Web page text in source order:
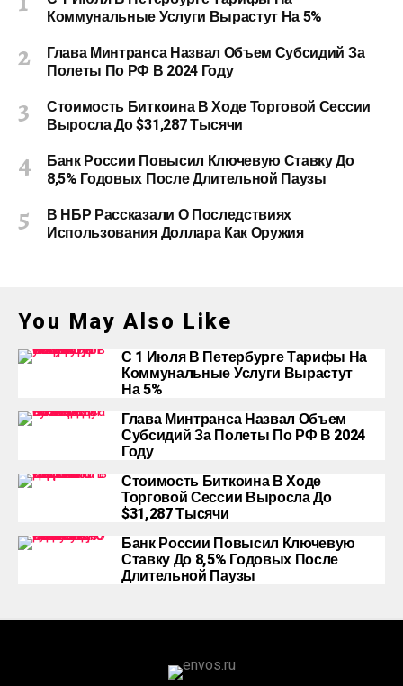
Коммунальные Услуги Вырастут На 5%
Глава Минтранса Назвал Объем Субсидий За
Полеты По РФ В 2024 Году
Стоимость Биткоина В Ходе Торговой Сессии
Выросла До $31,287 Тысячи
Банк России Повысил Ключевую Ставку До
8,5% Годовых После Длительной Паузы
В НБР Рассказали О Последствиях
Использования Доллара Как Оружия
You May Also Like
С 1 Июля В Петербурге Тарифы На
Коммунальные Услуги Вырастут
На 5%
Глава Минтранса Назвал Объем
Субсидий За Полеты По РФ В 2024
Году
Стоимость Биткоина В Ходе
Торговой Сессии Выросла До
$31,287 Тысячи
Банк России Повысил Ключевую
Ставку До 8,5% Годовых После
Длительной Паузы